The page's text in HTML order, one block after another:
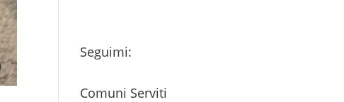
Seguimi:
Comuni Serviti